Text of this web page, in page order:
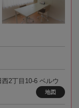
2丁目10-6 ベルウ
地図